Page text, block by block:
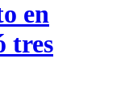
en
tres